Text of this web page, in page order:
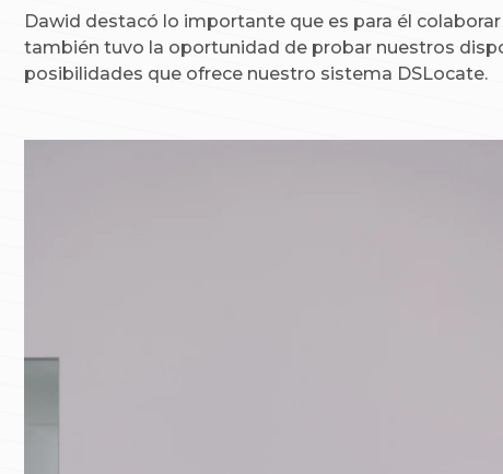
Dawid destacó lo importante que es para él
también tuvo la oportunidad de probar nuestros
posibilidades que ofrece nuestro sistema DSLocate.